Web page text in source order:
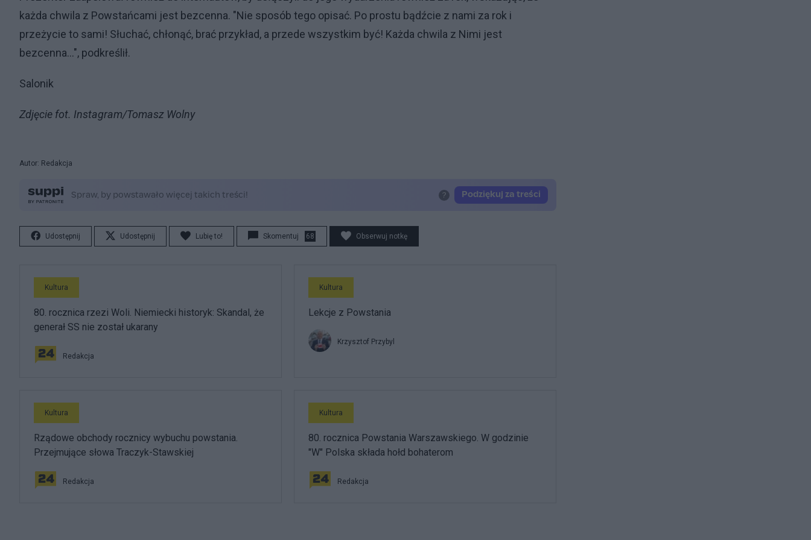
każda chwila z Powstańcami jest bezcenna. "Nie sposób tego opisać. Po prostu bądźcie z nami za rok i
przeżycie to sami! Słuchać, chłonąć, brać przykład, a przede wszystkim być! Każda chwila z Nimi jest
bezcenna…", podkreślił.
Salonik
Zdjęcie fot. Instagram/Tomasz Wolny
Autor: Redakcja
Udostępnij Udostępnij Lubię to! Skomentuj 68 Obserwuj notkę
Kultura
80. rocznica rzezi Woli. Niemiecki historyk: Skandal, że
generał SS nie został ukarany
Redakcja
Kultura
Lekcje z Powstania
Krzysztof Przybyl
Kultura
Rządowe obchody rocznicy wybuchu powstania.
Przejmujące słowa Traczyk-Stawskiej
Redakcja
Kultura
80. rocznica Powstania Warszawskiego. W godzinie
"W" Polska składa hołd bohaterom
Redakcja